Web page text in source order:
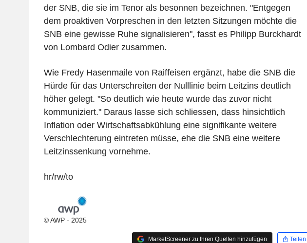
der SNB, die sie im Tenor als besonnen bezeichnen. "Entgegen
dem proaktiven Vorpreschen in den letzten Sitzungen möchte die
SNB eine gewisse Ruhe signalisieren", fasst es Philipp Burckhardt
von Lombard Odier zusammen.
Wie Fredy Hasenmaile von Raiffeisen ergänzt, habe die SNB die
Hürde für das Unterschreiten der Nulllinie beim Leitzins deutlich
höher gelegt. "So deutlich wie heute wurde das zuvor nicht
kommuniziert." Daraus lasse sich schliessen, dass hinsichtlich
Inflation oder Wirtschaftsabkühlung eine signifikante weitere
Verschlechterung eintreten müsse, ehe die SNB eine weitere
Leitzinssenkung vornehme.
hr/rw/to
© AWP - 2025
MarketScreener zu Ihren Quellen hinzufügen Teilen